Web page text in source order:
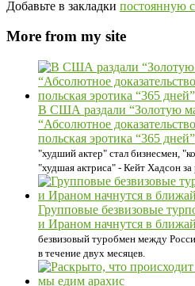
Добавьте в закладки постоянную
More from my site
В США раздали “Золотую
“Абсолютное
польская эротика “365 дней”
"худший актер" стал бизнесмен,
"худшая актриса" - Кейт Хадсон
Групповые безвизовые
и Ираном начнутся в
безвизовый туробмен между
в течение двух месяцев.